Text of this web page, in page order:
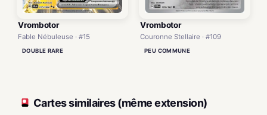
Vrombotor
Fable Nébuleuse · #15
DOUBLE RARE
Vrombotor
Couronne Stellaire · #109
PEU COMMUNE
Cartes similaires (même extension)